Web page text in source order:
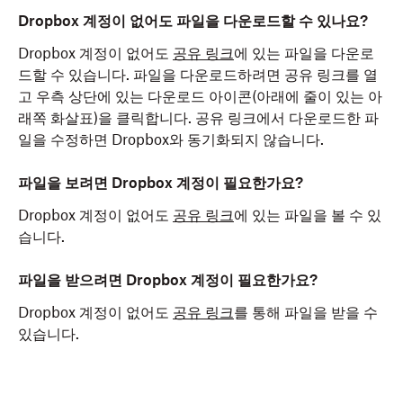
Dropbox 계정이 없어도 파일을 다운로드할 수 있나요?
Dropbox 계정이 없어도 공유 링크에 있는 파일을 다운로
드할 수 있습니다. 파일을 다운로드하려면 공유 링크를 열
고 우측 상단에 있는 다운로드 아이콘(아래에 줄이 있는 아
래쪽 화살표)을 클릭합니다. 공유 링크에서 다운로드한 파
일을 수정하면 Dropbox와 동기화되지 않습니다.
파일을 보려면 Dropbox 계정이 필요한가요?
Dropbox 계정이 없어도 공유 링크에 있는 파일을 볼 수 있
습니다.
파일을 받으려면 Dropbox 계정이 필요한가요?
Dropbox 계정이 없어도 공유 링크를 통해 파일을 받을 수
있습니다.